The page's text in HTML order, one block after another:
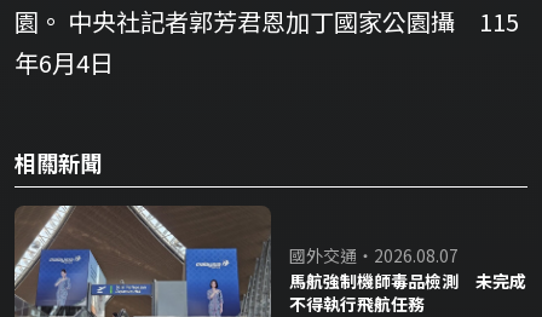
園。 中央社記者郭芳君恩加丁國家公園攝 115
年6月4日
相關新聞
國外交通・2026.08.07
馬航強制機師毒品檢測 未完成
不得執行飛航任務